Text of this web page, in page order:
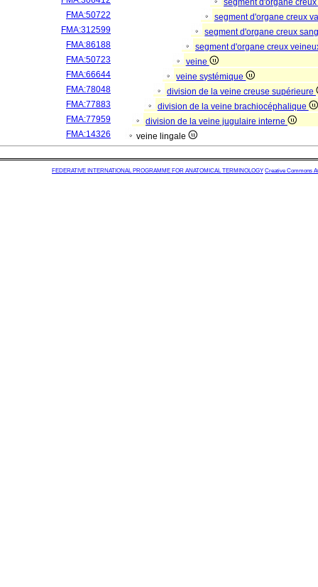
segment d'organe
FMA:50722
segment d'organe creux
FMA:312599
segment d'organe creux
FMA:86188
segment d'organe creux
FMA:50723
veine
FMA:66644
veine systémique
FMA:78048
division de la veine creuse supérieure
FMA:77883
division de la veine brachiocéphalique
FMA:77959
division de la veine jugulaire interne
FMA:14326
veine lingale
FEDERATIVE INTERNATIONAL PROGRAMME FOR ANATOMICAL TERMINOLOGY Creative Commons